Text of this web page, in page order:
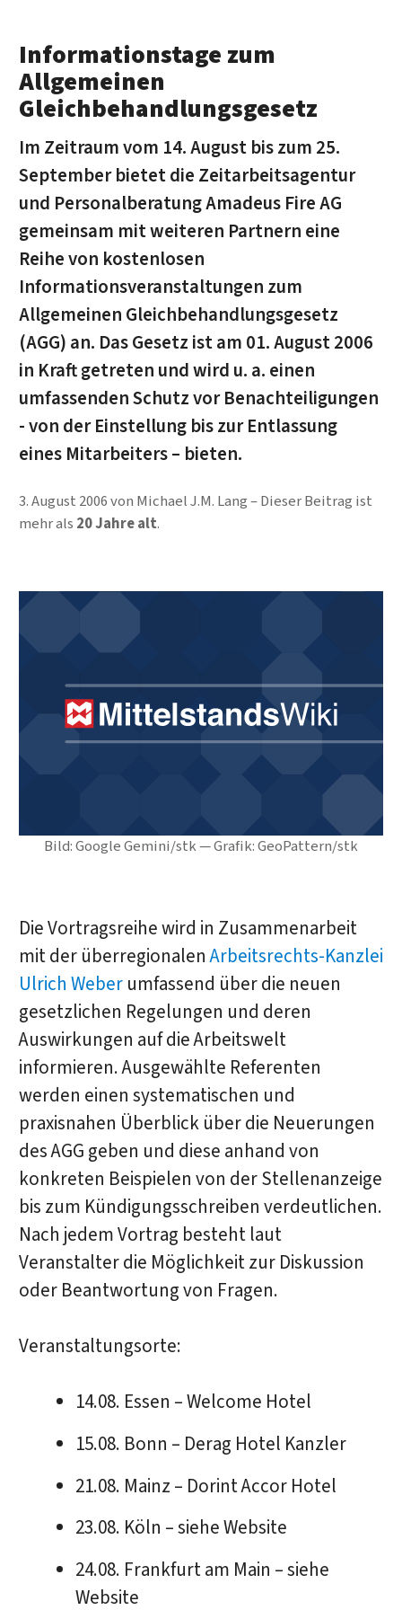
Bild: Google Gemini/stk — Grafik: GeoPattern/stk
Informationstage zum
Allgemeinen
Gleichbehandlungsgesetz
Im Zeitraum vom 14. August bis zum 25.
September bietet die Zeitarbeitsagentur
und Personalberatung Amadeus Fire AG
gemeinsam mit weiteren Partnern eine
Reihe von kostenlosen
Informationsveranstaltungen zum
Allgemeinen Gleichbehandlungsgesetz
(AGG) an. Das Gesetz ist am 01. August 2006
in Kraft getreten und wird u. a. einen
umfassenden Schutz vor Benachteiligungen
- von der Einstellung bis zur Entlassung
eines Mitarbeiters – bieten.
3. August 2006von Michael J.M. Lang
Dieser Beitrag ist
mehr als 20 Jahre alt.
Die Vortragsreihe wird in Zusammenarbeit
mit der überregionalenArbeitsrechts-Kanzlei
Ulrich Weberumfassend über die neuen
gesetzlichen Regelungen und deren
Auswirkungen auf die Arbeitswelt
informieren. Ausgewählte Referenten
werden einen systematischen und
praxisnahen Überblick über die Neuerungen
des AGG geben und diese anhand von
konkreten Beispielen von der Stellenanzeige
bis zum Kündigungsschreiben verdeutlichen.
Nach jedem Vortrag besteht laut
Veranstalter die Möglichkeit zur Diskussion
oder Beantwortung von Fragen.
Veranstaltungsorte:
14.08. Essen – Welcome Hotel
15.08. Bonn – Derag Hotel Kanzler
21.08. Mainz – Dorint Accor Hotel
23.08. Köln – siehe Website
24.08. Frankfurt am Main – siehe
Website